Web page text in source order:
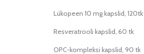
Lükopeen 10 mg kapslid, 120tk
Resveratrooli kapslid, 60 tk
OPC-kompleksi kapslid, 90 tk